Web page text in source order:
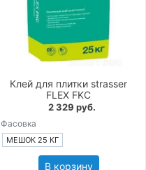
Клей для плитки strasser
FLEX FKC
2 329 руб.
Фасовка
МЕШОК 25 КГ
В корзину